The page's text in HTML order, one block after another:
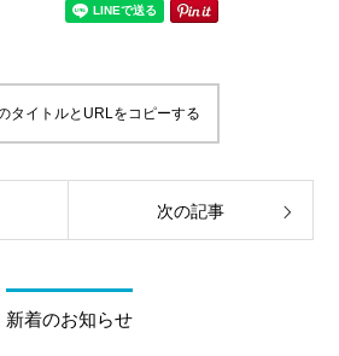
タイトルとURLをコピーする
次の記事
新着のお知らせ